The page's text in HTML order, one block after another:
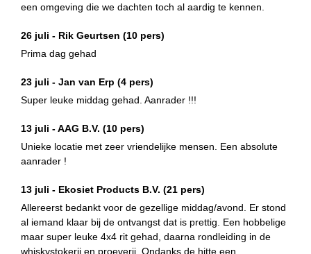
een omgeving die we dachten toch al aardig te kennen.
26 juli - Rik Geurtsen (10 pers)
Prima dag gehad
23 juli - Jan van Erp (4 pers)
Super leuke middag gehad. Aanrader !!!
13 juli -AAG B.V. (10 pers)
Unieke locatie met zeer vriendelijke mensen. Een absolute
aanrader !
13 juli - Ekosiet Products B.V. (21 pers)
Allereerst bedankt voor de gezellige middag/avond. Er stond
al iemand klaar bij de ontvangst dat is prettig. Een hobbelige
maar super leuke 4x4 rit gehad, daarna rondleiding in de
whiskystokerij en proeverij. Ondanks de hitte een